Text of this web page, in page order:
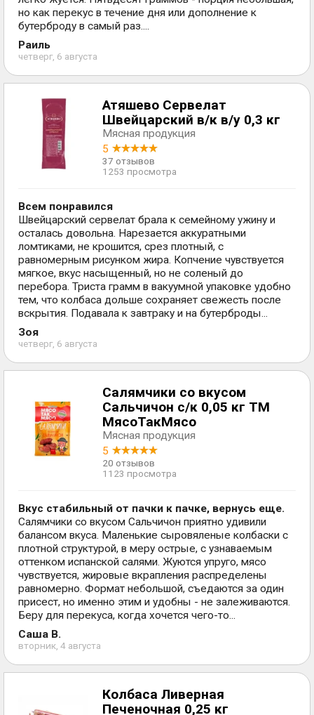
но как перекус в течение дня или дополнение к
бутерброду в самый раз....
Раиль
четверг, 6 августа
Атяшево Сервелат
Швейцарский в/к в/у 0,3 кг
Мясная продукция
5
37 отзывов
1253 просмотра
Всем понравился
Швейцарский сервелат брала к семейному ужину и
осталась довольна. Нарезается аккуратными
ломтиками, не крошится, срез плотный, с
равномерным рисунком жира. Копчение чувствуется
мягкое, вкус насыщенный, но не соленый до
перебора. Триста грамм в вакуумной упаковке удобно
тем, что колбаса дольше сохраняет свежесть после
вскрытия. Подавала к завтраку и на бутерброды...
Зоя
четверг, 6 августа
Салямчики со вкусом
Сальчичон с/к 0,05 кг ТМ
МясоТакМясо
Мясная продукция
5
20 отзывов
1123 просмотра
Вкус стабильный от пачки к пачке, вернусь еще.
Салямчики со вкусом Сальчичон приятно удивили
балансом вкуса. Маленькие сыровяленые колбаски с
плотной структурой, в меру острые, с узнаваемым
оттенком испанской салями. Жуются упруго, мясо
чувствуется, жировые вкрапления распределены
равномерно. Формат небольшой, съедаются за один
присест, но именно этим и удобны - не залеживаются.
Беру для перекуса, когда хочется чего-то...
Саша В.
вторник, 4 августа
Колбаса Ливерная
Печеночная 0,25 кг